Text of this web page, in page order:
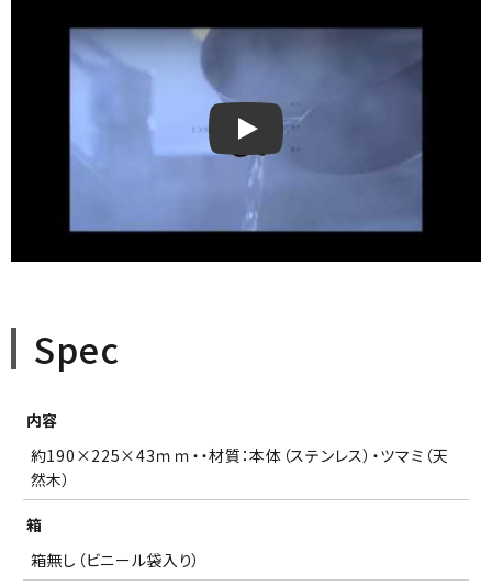
アイカタ 両口ステンレス雪平鍋用蓋
Spec
内容
約190×225×43ｍｍ・・材質：本体（ステンレス）・ツマミ（天
然木）
箱
箱無し（ビニール袋入り）